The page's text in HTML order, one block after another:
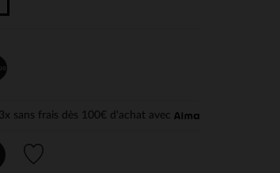
sans frais dès 100€ d'achat avec